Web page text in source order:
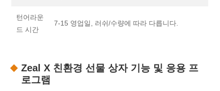
턴어라운
드 시간
7-15 영업일, 러쉬/수량에 따라 다릅니다.
Zeal X 친환경 선물 상자 기능 및 응용 프
로그램